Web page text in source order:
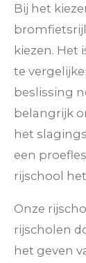
Bij het
kiezen. Het
te
beslissing
belangrijk
het
een
rijschool
Onze
rijscholen
het geven